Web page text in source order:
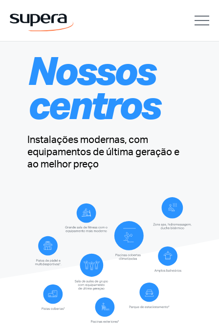
Nossos
centros
Instalações modernas, com
equipamentos de última geração e
ao melhor preço